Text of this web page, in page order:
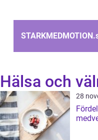
STARKMEDMOTION.
Hälsa och
28